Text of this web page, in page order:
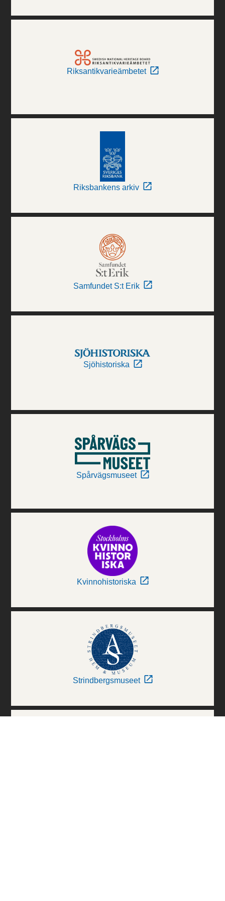
Riksantikvarieämbetet
Riksbankens arkiv
Samfundet S:t Erik
Sjöhistoriska
Spårvägsmuseet
Kvinnohistoriska
Strindbergsmuseet